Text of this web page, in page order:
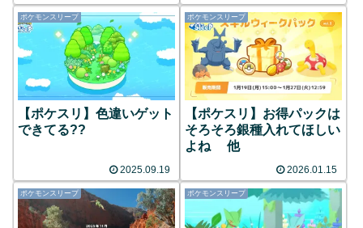
ポケモンスリープ
【ポケスリ】色違いゲット
できてる??
2025.09.19
ポケモンスリープ
【ポケスリ】お得パックは
そろそろ銀種入れてほしい
よね 他
2026.01.15
ポケモンスリープ ポケモンスリープ